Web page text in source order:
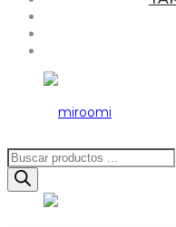
Búsqueda
de
productos